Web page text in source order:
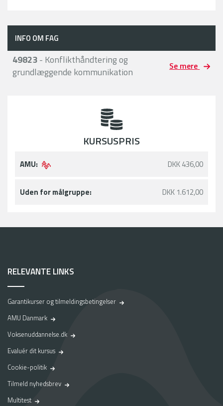
INFO OM FAG
49823- Konflikthåndtering og
grundlæggende kommunikation
Se mere
KURSUSPRIS
AMU: DKK 436,00
Uden for målgruppe: DKK 1.612,00
RELEVANTE LINKS
Garantikurser og tilmeldingsbetingelser
AMU Danmark
Voksenuddannelse.dk
Evaluér dit kursus
Cookie-politik
Tilmeld nyhedsbrev
Multitest